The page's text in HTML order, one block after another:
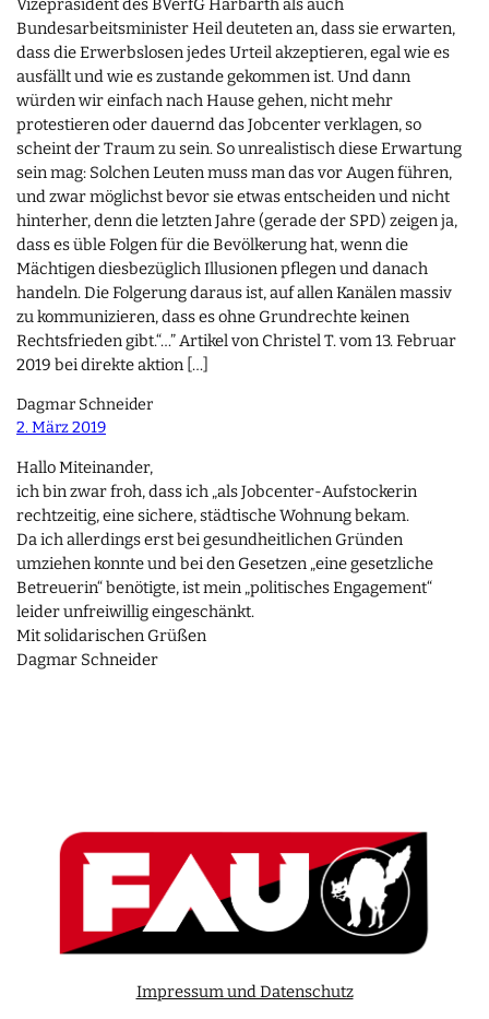
Vizepräsident des BVerfG Harbarth als auch
Bundesarbeitsminister Heil deuteten an, dass sie erwarten,
dass die Erwerbslosen jedes Urteil akzeptieren, egal wie es
ausfällt und wie es zustande gekommen ist. Und dann
würden wir einfach nach Hause gehen, nicht mehr
protestieren oder dauernd das Jobcenter verklagen, so
scheint der Traum zu sein. So unrealistisch diese Erwartung
sein mag: Solchen Leuten muss man das vor Augen führen,
und zwar möglichst bevor sie etwas entscheiden und nicht
hinterher, denn die letzten Jahre (gerade der SPD) zeigen ja,
dass es üble Folgen für die Bevölkerung hat, wenn die
Mächtigen diesbezüglich Illusionen pflegen und danach
handeln. Die Folgerung daraus ist, auf allen Kanälen massiv
zu kommunizieren, dass es ohne Grundrechte keinen
Rechtsfrieden gibt.“…” Artikel von Christel T. vom 13. Februar
2019 bei direkte aktion […]
Dagmar Schneider
2. März 2019
Hallo Miteinander,
ich bin zwar froh, dass ich „als Jobcenter-Aufstockerin
rechtzeitig, eine sichere, städtische Wohnung bekam.
Da ich allerdings erst bei gesundheitlichen Gründen
umziehen konnte und bei den Gesetzen „eine gesetzliche
Betreuerin“ benötigte, ist mein „politisches Engagement“
leider unfreiwillig eingeschänkt.
Mit solidarischen Grüßen
Dagmar Schneider
Impressum und Datenschutz